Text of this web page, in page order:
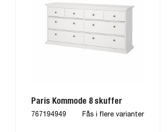
Paris Kommode 8 skuffer
767194949 Fås i flere varianter